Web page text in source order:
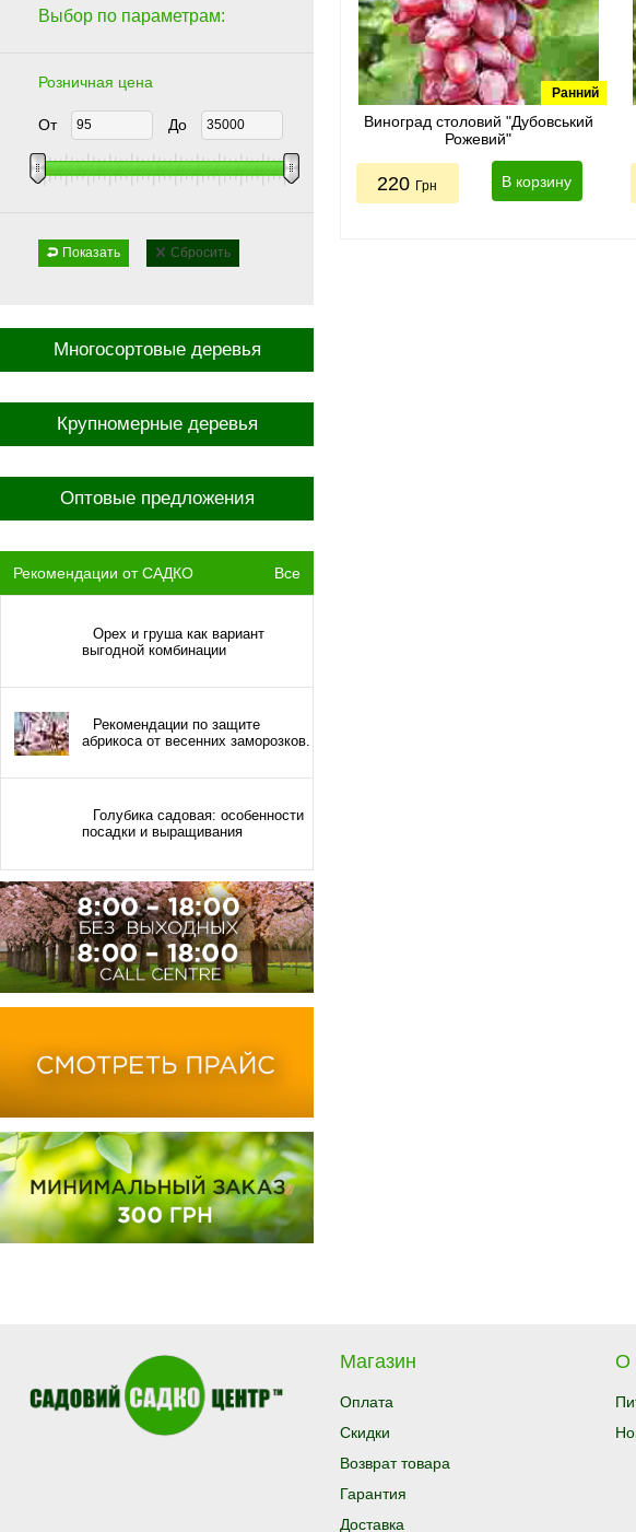
Многосортовые деревья
Крупномерные деревья
Оптовые предложения
Рекомендации от САДКО Все
Орех и груша как вариант
выгодной комбинации
Рекомендации по защите
абрикоса от весенних заморозков.
Голубика садовая: особенности
посадки и выращивания
Выбор по параметрам:
Розничная цена
От До
Показать Сбросить
Ранний
Виноград столовий "Дубовський
Рожевий"
220 Грн В корзину
Магазин
Оплата
Скидки
Возврат товара
Гарантия
Доставка
О